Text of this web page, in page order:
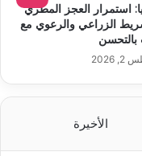
استمرار العجز المطري
الزراعي والرعوي مع
بالتحسن
الأخيرة